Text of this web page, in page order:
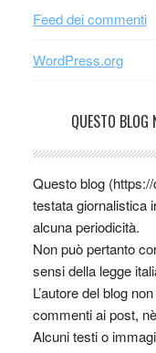
Feed dei commenti
WordPress.org
QUESTO BLOG
Questo blog
testata giornalistica
alcuna periodicità.
Non può pertanto
sensi della legge
L’autore del blog
commenti ai post,
Alcuni testi o